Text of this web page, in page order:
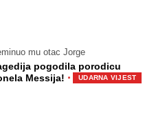
mu otac Jorge
pogodila porodicu
Messija! · UDARNA VIJEST